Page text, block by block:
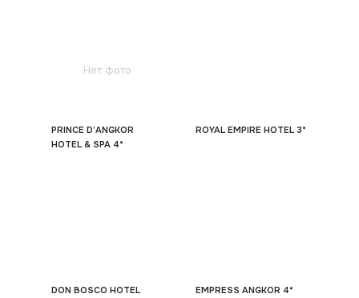
Нет фото
PRINCE D’ANGKOR
HOTEL & SPA 4*
ROYAL EMPIRE HOTEL 3*
DON BOSCO HOTEL
EMPRESS ANGKOR 4*